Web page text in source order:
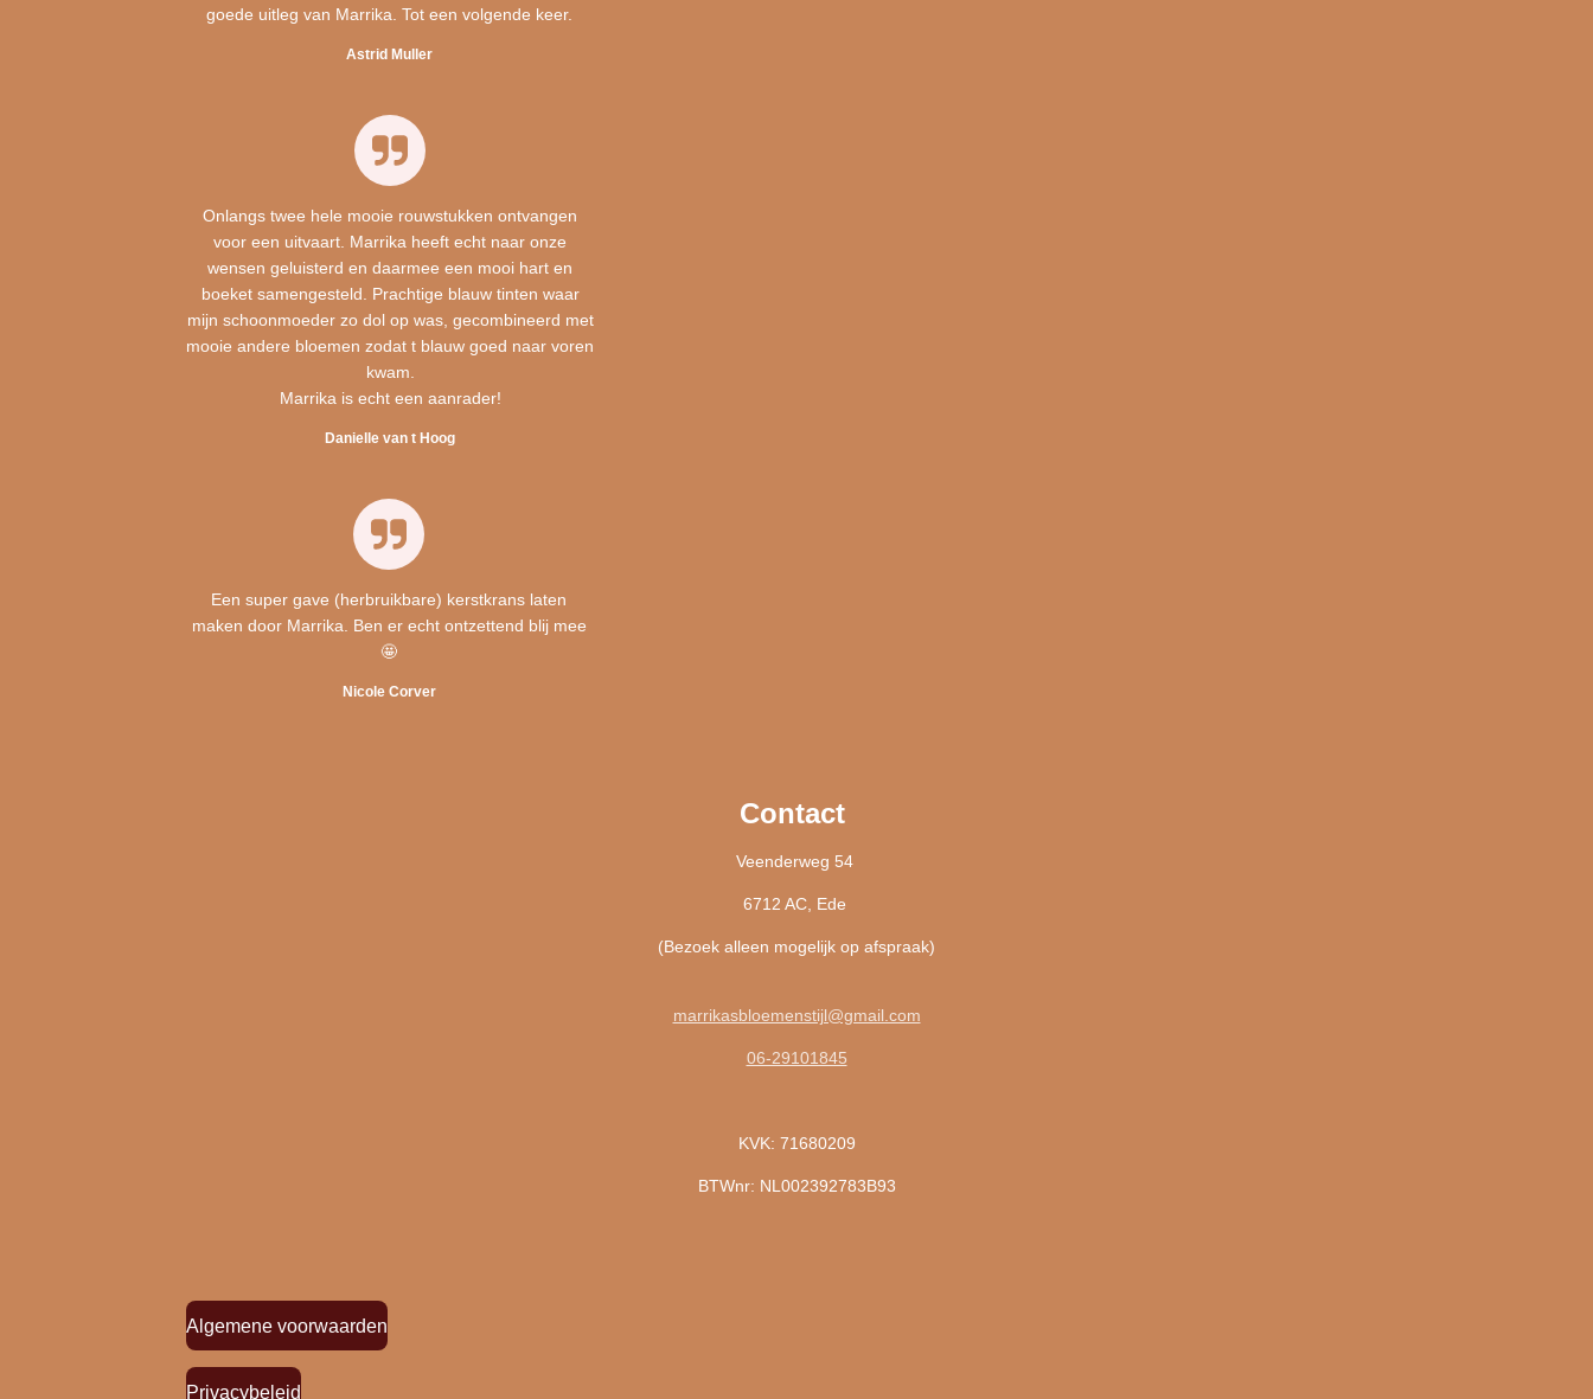
goede uitleg van Marrika. Tot een volgende keer.
Astrid Muller
Onlangs twee hele mooie rouwstukken ontvangen
voor een uitvaart. Marrika heeft echt naar onze
wensen geluisterd en daarmee een mooi hart en
boeket samengesteld. Prachtige blauw tinten waar
mijn schoonmoeder zo dol op was, gecombineerd met
mooie andere bloemen zodat t blauw goed naar voren
kwam.
Marrika is echt een aanrader!
Danielle van t Hoog
Een super gave (herbruikbare) kerstkrans laten
maken door Marrika. Ben er echt ontzettend blij mee
🤩
Nicole Corver
Contact
Veenderweg 54
6712 AC, Ede
(Bezoek alleen mogelijk op afspraak)
marrikasbloemenstijl@gmail.com
06-29101845
KVK: 71680209
BTWnr: NL002392783B93
Algemene voorwaarden
Privacybeleid